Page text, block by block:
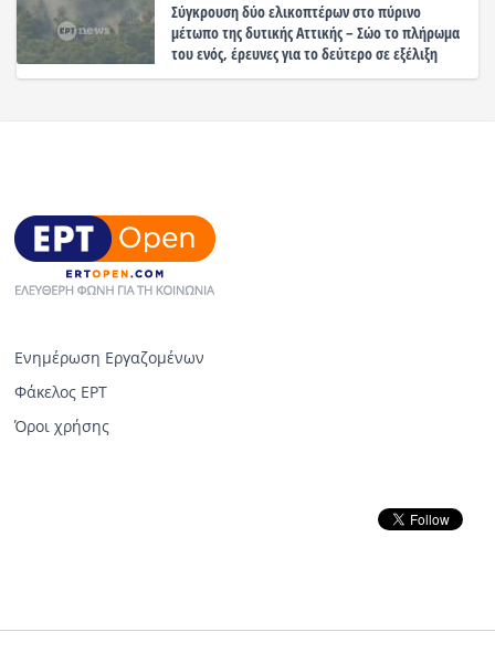
Σύγκρουση δύο ελικοπτέρων στο πύρινο
μέτωπο της δυτικής Αττικής – Σώο το πλήρωμα
του ενός, έρευνες για το δεύτερο σε εξέλιξη
Ενημέρωση Εργαζομένων
Φάκελος ΕΡΤ
Όροι χρήσης